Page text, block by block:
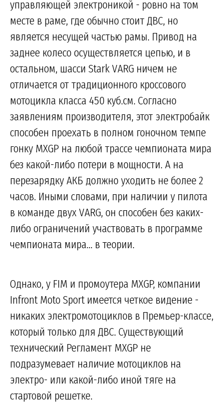
управляющей электроникой - ровно на том
месте в раме, где обычно стоит ДВС, но
является несущей частью рамы. Привод на
заднее колесо осуществляется цепью, и в
остальном, шасси Stark VARG ничем не
отличается от традиционного кроссового
мотоцикла класса 450 куб.см. Согласно
заявлениям производителя, этот электробайк
способен проехать в полном гоночном темпе
гонку MXGP на любой трассе чемпионата мира
без какой-либо потери в мощности. А на
перезарядку АКБ должно уходить не более 2
часов. Иными словами, при наличии у пилота
в команде двух VARG, он способен без каких-
либо ограничений участвовать в программе
чемпионата мира... в теории.
Однако, у FIM и промоутера MXGP, компании
Infront Moto Sport имеется четкое видение -
никаких электромотоциклов в Премьер-классе,
который только для ДВС. Существующий
технический Регламент MXGP не
подразумевает наличие мотоциклов на
электро- или какой-либо иной тяге на
стартовой решетке.